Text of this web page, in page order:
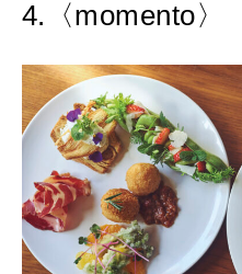
4.〈momento〉